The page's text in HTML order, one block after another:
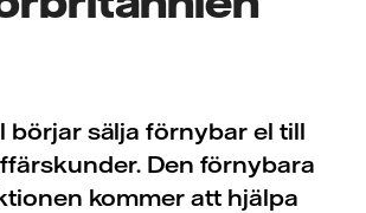
börjar sälja förnybar el till
Den förnybara
kommer att hjälpa